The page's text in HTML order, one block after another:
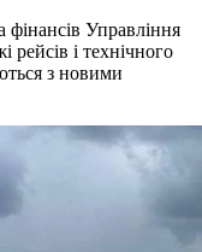
Управління
рейсів і технічного
з новими